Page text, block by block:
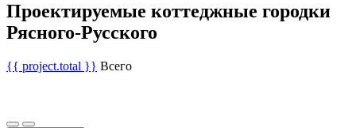
Проектируемые коттеджные городки
Рясного-Русского
{{ project.total }} Всего